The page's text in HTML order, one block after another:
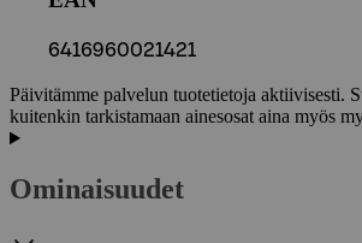
6416960021421
Päivitämme palvelun tuotetietoja aktiivisesti.
kuitenkin tarkistamaan ainesosat aina myös
Ominaisuudet